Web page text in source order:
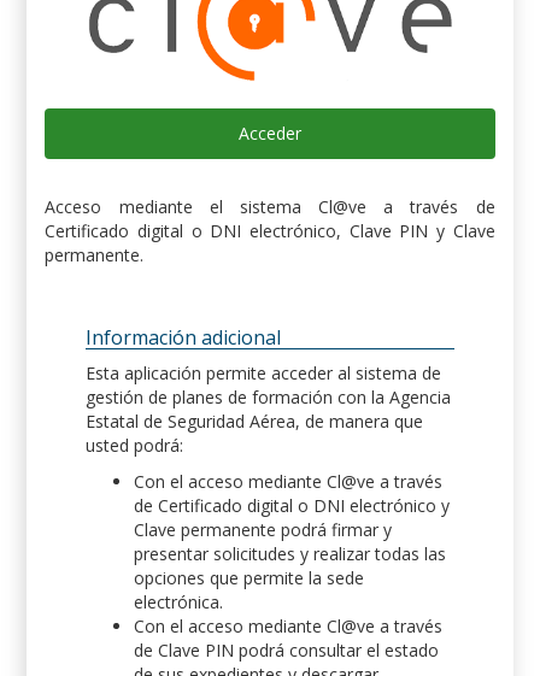
Acceder
Acceso mediante el sistema Cl@ve a través de
Certificado digital o DNI electrónico, Clave PIN y Clave
permanente.
Información adicional
Esta aplicación permite acceder al sistema de
gestión de planes de formación con la Agencia
Estatal de Seguridad Aérea, de manera que
usted podrá:
Con el acceso mediante Cl@ve a través
de Certificado digital o DNI electrónico y
Clave permanente podrá firmar y
presentar solicitudes y realizar todas las
opciones que permite la sede
electrónica.
Con el acceso mediante Cl@ve a través
de Clave PIN podrá consultar el estado